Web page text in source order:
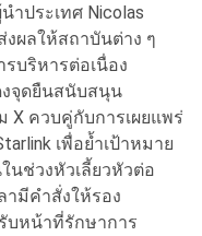
ำประเทศ Nicolas
งผลให้สถาบันต่าง ๆ
รบริหารต่อเนื่อง
งจุดยืนสนับสนุน
X ควบคู่กับการเผยแพร่
เพื่อย้ำเป้าหมาย
นช่วงหัวเลี้ยวหัวต่อ
ามีคำสั่งให้รอง
บหน้าที่รักษาการ